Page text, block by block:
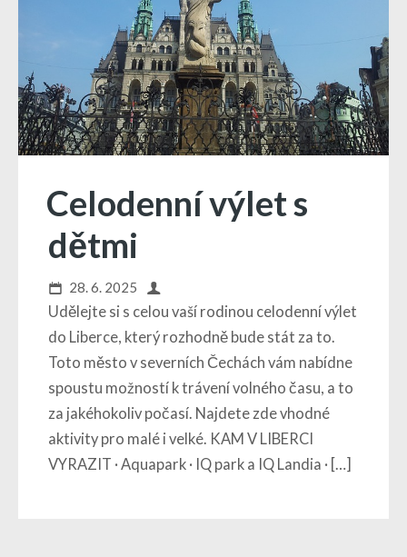
Celodenní výlet s
dětmi
28. 6. 2025
Udělejte si s celou vaší rodinou celodenní výlet
do Liberce, který rozhodně bude stát za to.
Toto město v severních Čechách vám nabídne
spoustu možností k trávení volného času, a to
za jakéhokoliv počasí. Najdete zde vhodné
aktivity pro malé i velké. KAM V LIBERCI
VYRAZIT · Aquapark · IQ park a IQ Landia · […]